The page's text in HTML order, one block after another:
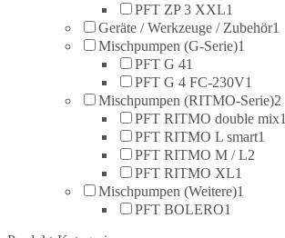
PFT ZP 3 XXL1
Geräte / Werkzeuge / Zubehör1
Mischpumpen (G-Serie)1
PFT G 41
PFT G 4 FC-230V1
Mischpumpen (RITMO-Serie)2
PFT RITMO double mix1
PFT RITMO L smart1
PFT RITMO M / L2
PFT RITMO XL1
Mischpumpen (Weitere)1
PFT BOLERO1